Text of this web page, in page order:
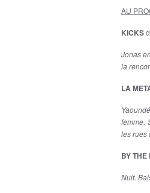
AU
KICKS
Jonas
la
LA
femme.
les rues
BY THE
Nuit.